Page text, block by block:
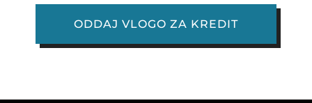
ODDAJ VLOGO ZA KREDIT